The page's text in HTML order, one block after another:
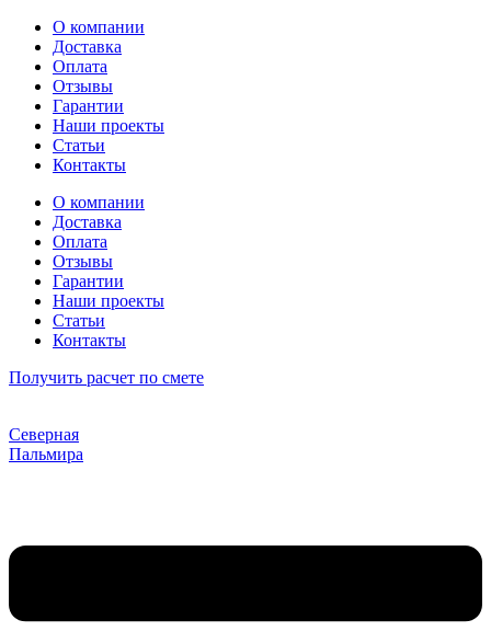
Перейти
содержимому
О компании
Доставка
Оплата
Отзывы
Гарантии
Наши проекты
Статьи
Контакты
О компании
Доставка
Оплата
Отзывы
Гарантии
Наши проекты
Статьи
Контакты
Получить расчет по смете
Северная
Пальмира